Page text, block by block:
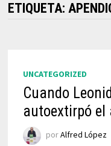
ETIQUETA:
UNCATEGORIZED
Cuando
autoextirpó el
porAlfred López